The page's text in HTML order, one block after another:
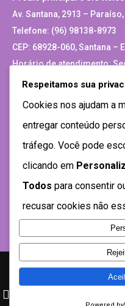
Av. Santana, 2913 –
Telefone: (96) 98138-8973
CEP: 68928-060, Santana –
Horário de atendimento:
Site Antigo
Respeitamos sua
Cookies nos ajudam a
entregar conteúdo
tráfego. Você pode
clicando em
Todos para consentir
recusar cookies não